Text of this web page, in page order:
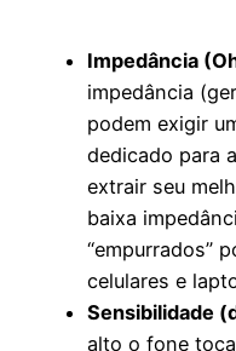
Impedância
impedância
podem exigir
dedicado para
extrair seu
baixa
“empurrados”
celulares e
Sensibilidade
alto o fone